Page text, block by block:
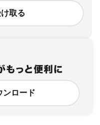
取る
ンロード